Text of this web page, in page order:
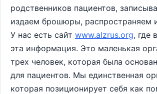
родственников пациентов,
издаем брошюры, распространяем
У нас есть сайт www.alzrus.org, где
эта информация. Это маленькая
трех человек, которая была
для пациентов. Мы единственная
которая позиционирует себя как